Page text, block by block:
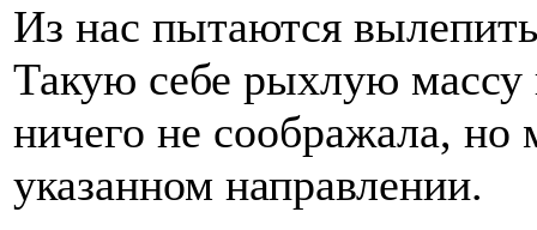
Из нас пытаются
Такую себе рыхлую массу
ничего не соображала, но
указанном направлении.